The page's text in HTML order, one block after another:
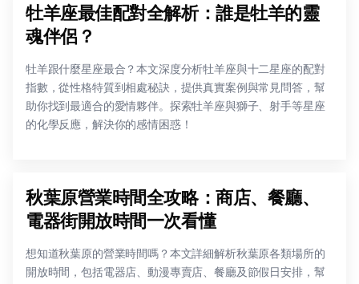
牡羊座最佳配對全解析：誰是牡羊的靈
魂伴侶？
牡羊跟什麼星座最合？本文深度分析牡羊座與十二星座的配對
指數，從性格特質到相處秘訣，提供真實案例與常見問答，幫
助你找到最適合的愛情夥伴。探索牡羊座與獅子、射手等星座
的化學反應，解決你的感情困惑！
秋葉原營業時間全攻略：商店、餐廳、
電器街開放時間一次看懂
想知道秋葉原的營業時間嗎？本文詳細解析秋葉原各類場所的
開放時間，包括電器店、動漫專賣店、餐廳及節假日安排，幫